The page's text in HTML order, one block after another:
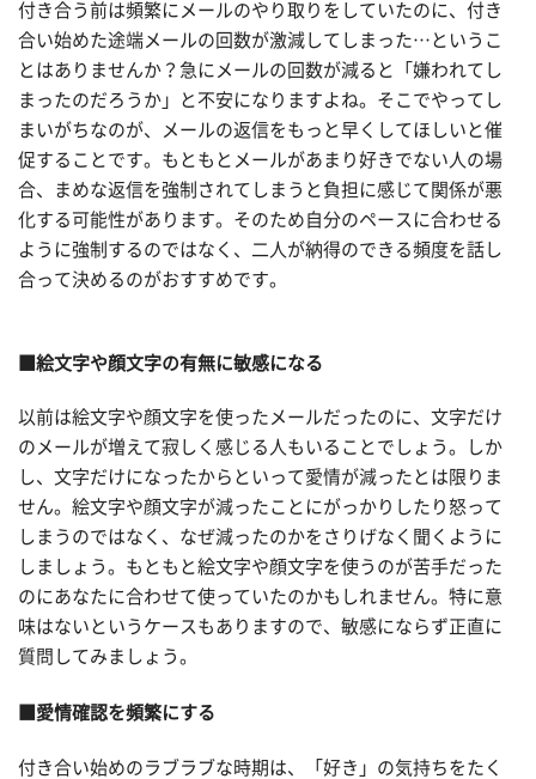
付き合う前は頻繁にメールのやり取りをしていたのに、付き
合い始めた途端メールの回数が激減してしまった…というこ
とはありませんか？急にメールの回数が減ると「嫌われてし
まったのだろうか」と不安になりますよね。そこでやってし
まいがちなのが、メールの返信をもっと早くしてほしいと催
促することです。もともとメールがあまり好きでない人の場
合、まめな返信を強制されてしまうと負担に感じて関係が悪
化する可能性があります。そのため自分のペースに合わせる
ように強制するのではなく、二人が納得のできる頻度を話し
合って決めるのがおすすめです。
■絵文字や顔文字の有無に敏感になる
以前は絵文字や顔文字を使ったメールだったのに、文字だけ
のメールが増えて寂しく感じる人もいることでしょう。しか
し、文字だけになったからといって愛情が減ったとは限りま
せん。絵文字や顔文字が減ったことにがっかりしたり怒って
しまうのではなく、なぜ減ったのかをさりげなく聞くように
しましょう。もともと絵文字や顔文字を使うのが苦手だった
のにあなたに合わせて使っていたのかもしれません。特に意
味はないというケースもありますので、敏感にならず正直に
質問してみましょう。
■愛情確認を頻繁にする
付き合い始めのラブラブな時期は、「好き」の気持ちをたく